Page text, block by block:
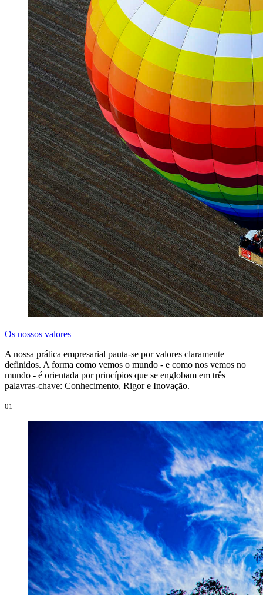
Os nossos valores
A nossa prática empresarial pauta-se por valores claramente
definidos. A forma como vemos o mundo - e como nos vemos no
mundo - é orientada por princípios que se englobam em três
palavras-chave: Conhecimento, Rigor e Inovação.
01